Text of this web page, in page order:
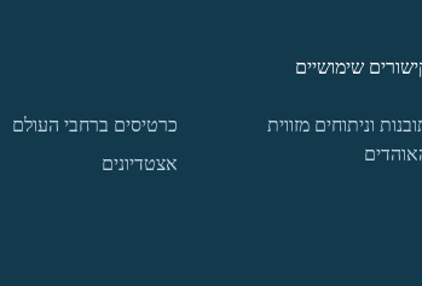
שימושיים
וניתוחים מזווית
כרטיסים ברחבי העולם
אצטדיונים